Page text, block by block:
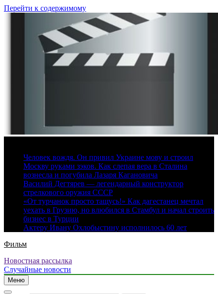
Перейти к содержимому
Человек вождя. Он привил Украине мову и строил
Москву руками зэков. Как слепая вера в Сталина
вознесла и погубила Лазаря Кагановича
Василий Дегтярев — легендарный конструктор
стрелкового оружия СССР
«От турчанок просто тащусь!» Как дагестанец мечтал
уехать в Грузию, но влюбился в Стамбул и начал строить
бизнес в Турции
Актеру Ивану Охлобыстину исполнилось 60 лет
Фильм
Новостная рассылка
Случайные новости
Меню